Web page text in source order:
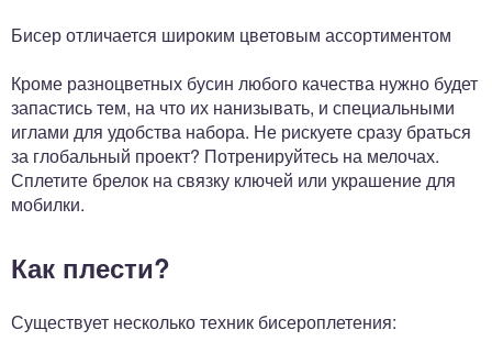
Бисер отличается широким цветовым ассортиментом
Кроме разноцветных бусин любого качества нужно будет
запастись тем, на что их нанизывать, и специальными
иглами для удобства набора. Не рискуете сразу браться
за глобальный проект? Потренируйтесь на мелочах.
Сплетите брелок на связку ключей или украшение для
мобилки.
Как плести?
Существует несколько техник бисероплетения: